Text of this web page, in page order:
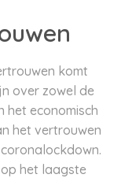
komt
over zowel de
het economisch
het vertrouwen
het laagste